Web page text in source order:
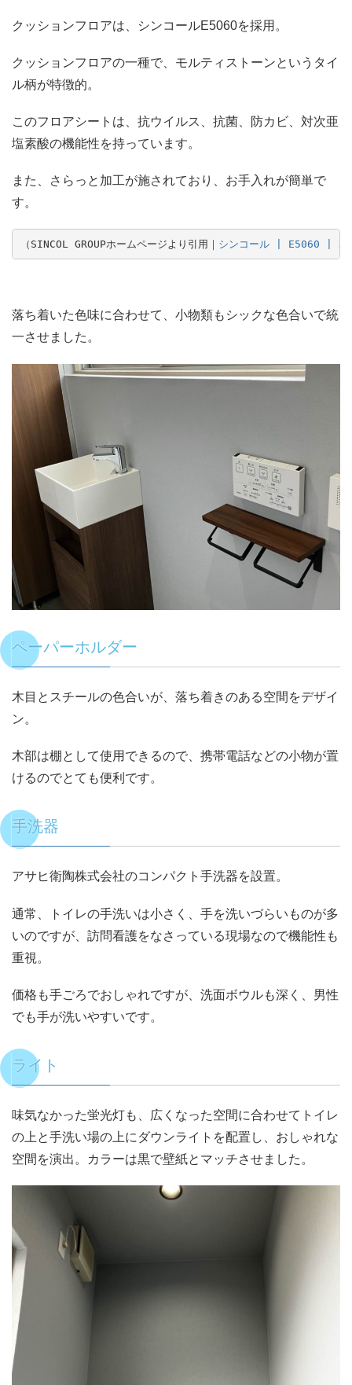
クッションフロアは、シンコールE5060を採用。
クッションフロアの一種で、モルティストーンというタイ
ル柄が特徴的。
このフロアシートは、抗ウイルス、抗菌、防カビ、対次亜
塩素酸の機能性を持っています。
また、さらっと加工が施されており、お手入れが簡単で
す。
（SINCOL GROUPホームページより引用｜ シンコール | E5060 |
落ち着いた色味に合わせて、小物類もシックな色合いで統
一させました。
ペーパーホルダー
木目とスチールの色合いが、落ち着きのある空間をデザイ
ン。
木部は棚として使用できるので、携帯電話などの小物が置
けるのでとても便利です。
手洗器
アサヒ衛陶株式会社のコンパクト手洗器を設置。
通常、トイレの手洗いは小さく、手を洗いづらいものが多
いのですが、訪問看護をなさっている現場なので機能性も
重視。
価格も手ごろでおしゃれですが、洗面ボウルも深く、男性
でも手が洗いやすいです。
ライト
味気なかった蛍光灯も、広くなった空間に合わせてトイレ
の上と手洗い場の上にダウンライトを配置し、おしゃれな
空間を演出。カラーは黒で壁紙とマッチさせました。